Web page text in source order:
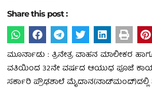
Share this post :
ಮೂರ್ನಾಡು : ತ್ರಿನೇತ್ರ ವಾಹನ ಮಾಲೀಕರ
ವತಿಯಿಂದ 32ನೇ ವರ್ಷದ ಆಯುಧ ಪೂಜೆ
ಸರ್ಕಾರಿ ಪ್ರೌಢಶಾಲೆ